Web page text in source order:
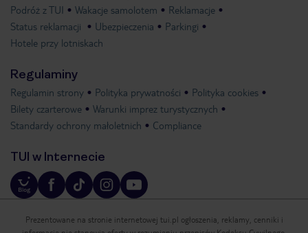
Podróż z TUI Wakacje samolotem
Reklamacje
Status reklamacji
Ubezpieczenia
Parkingi
Hotele przy lotniskach
Regulaminy
Regulamin strony Polityka prywatności
Polityka cookies
Bilety czarterowe
Warunki imprez turystycznych
Standardy ochrony małoletnich
Compliance
TUI w Internecie
Prezentowane na stronie internetowej tui.pl ogłoszenia, reklamy, cenniki i